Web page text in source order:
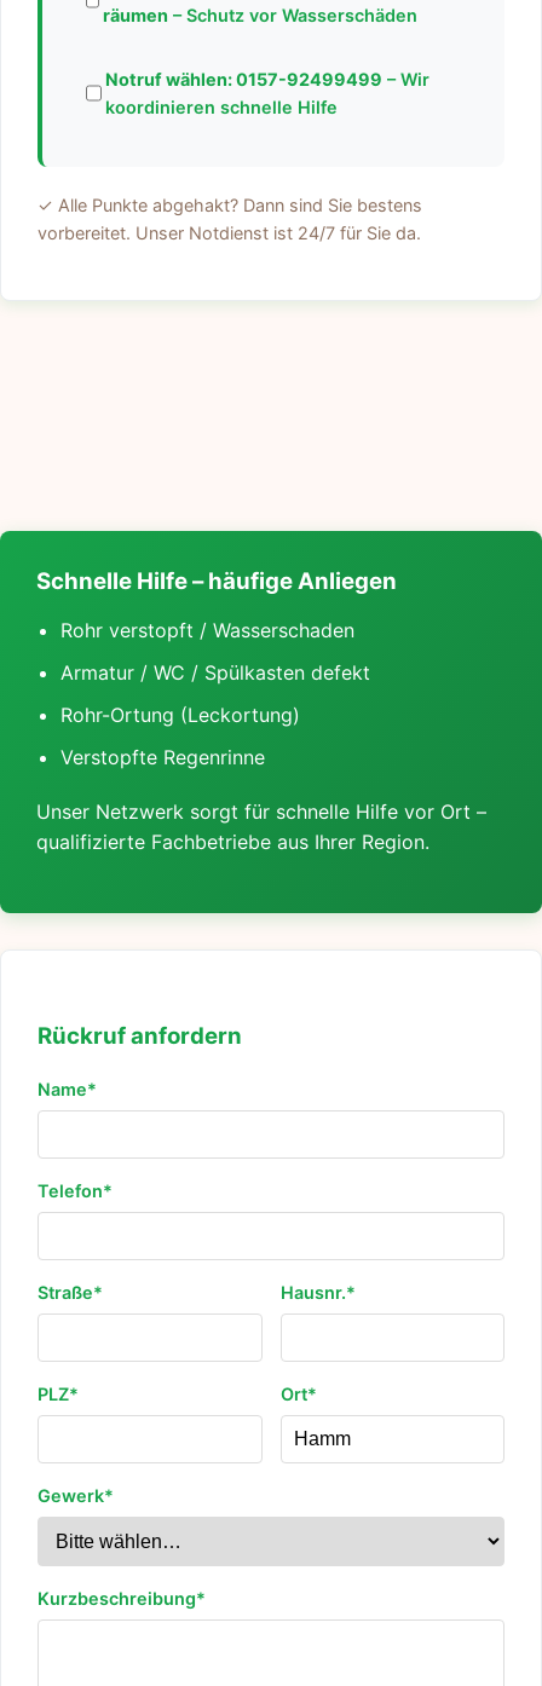
räumen – Schutz vor Wasserschäden
Notruf wählen:0157-92499499 – Wir
koordinieren schnelle Hilfe
✓ Alle Punkte abgehakt? Dann sind Sie bestens
vorbereitet. Unser Notdienst ist 24/7 für Sie da.
Schnelle Hilfe – häufige Anliegen
Rohr verstopft / Wasserschaden
Armatur / WC / Spülkasten defekt
Rohr-Ortung (Leckortung)
Verstopfte Regenrinne
Unser Netzwerk sorgt für schnelle Hilfe vor Ort –
qualifizierte Fachbetriebe aus Ihrer Region.
Rückruf anfordern
Name*
Telefon*
Straße* Hausnr.*
PLZ* Ort*
Gewerk*
Kurzbeschreibung*